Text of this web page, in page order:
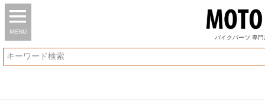
MENU
バイク パーツ 専門